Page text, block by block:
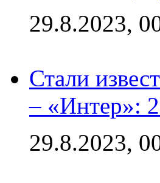
29.8.2023,
Стали
– «Интер»:
29.8.2023,